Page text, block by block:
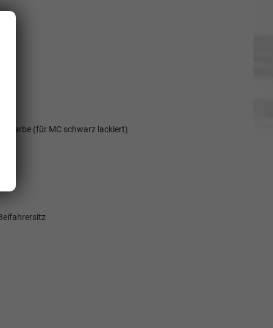
(für MC schwarz lackiert)